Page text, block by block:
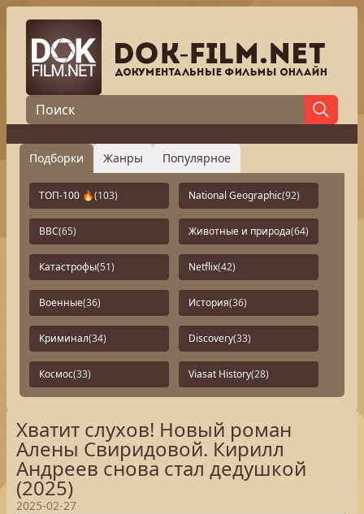
Подборки Жанры Популярное
ТОП-100 🔥(103) National Geographic(92)
BBC(65) Животные и природа(64)
Катастрофы(51) Netflix(42)
Военные(36) История(36)
Криминал(34) Discovery(33)
Космос(33) Viasat History(28)
Хватит слухов! Новый роман
Алены Свиридовой. Кирилл
Андреев снова стал дедушкой
(2025)
2025-02-27